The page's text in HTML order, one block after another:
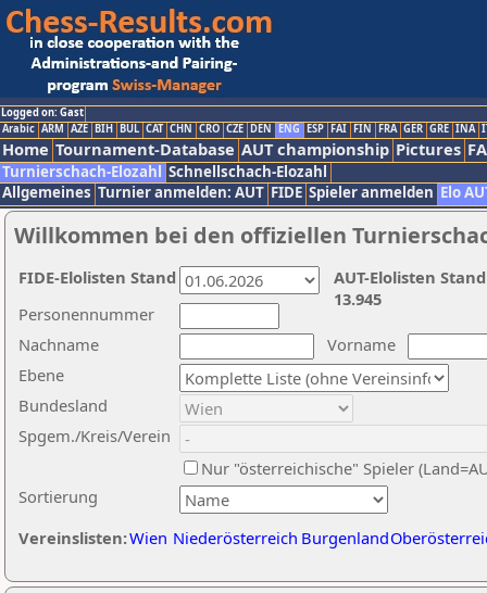
Logged on: Gast
Arabic ARM AZE BIH BUL CAT CHN CRO CZE DEN ENG ESP FAI FIN FRA GER GRE INA
Home Tournament-Database AUT championship Pictures
Turnierschach-Elozahl Schnellschach-Elozahl
Allgemeines Turnier anmelden: AUT FIDE Spieler anmelden Elo
Willkommen bei den offiziellen
Nachname
Vorname
Ebene
Sortierung
Personennummer
Bundesland
Spgem./Kreis/Verein
Nur "österreichische" Spieler
Vereinslisten:Wien Niederösterreich Burgenland
AUT-Elolisten
13.945
FIDE-Elolisten Stand